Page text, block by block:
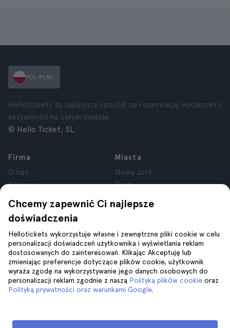
Chcemy zapewnić Ci najlepsze
doświadczenia
Hellotickets wykorzystuje własne i zewnętrzne pliki cookie w celu
personalizacji doświadczeń użytkownika i wyświetlania reklam
dostosowanych do zainteresowań. Klikając Akceptuję lub
zmieniając preferencje dotyczące plików cookie, użytkownik
wyraża zgodę na wykorzystywanie jego danych osobowych do
personalizacji reklam zgodnie z naszą Polityką plików cookie oraz
Polityką prywatności oraz warunkami Google.
POL (PLN)
Hellotickets to najlepszy sposób na rezerwację wycieczek i
aktywności na całym świecie.
© Hello Ticket, SL.
Firma
O nas
Kariera
Recenzje
Prywatność
Regulamin
Informacje prawne
Pliki cookie
Miasta
Nowy Jork
Rzym
Londyn
Kraków
Tenerife
Pomoc
Dołącz do nas na